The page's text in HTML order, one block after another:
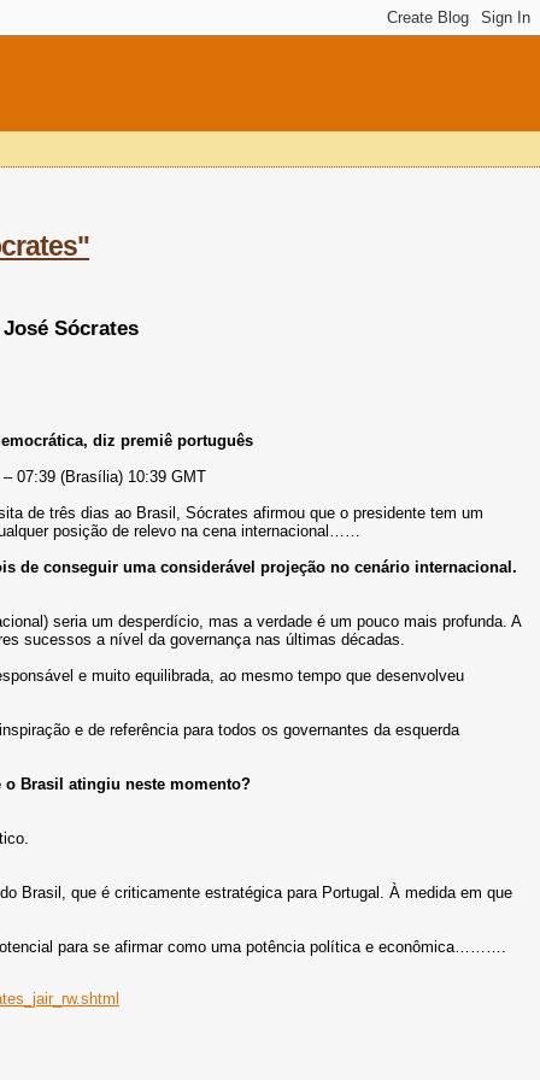
Sócrates
diz premiê português
07:39 (Brasília) 10:39 GMT
de três dias ao Brasil, Sócrates afirmou que o presidente tem um
posição de relevo na cena internacional……
de conseguir uma considerável projeção no cenário internacional.
seria um desperdício, mas a verdade é um pouco mais profunda. A
sucessos a nível da governança nas últimas décadas.
e muito equilibrada, ao mesmo tempo que desenvolveu
e de referência para todos os governantes da esquerda
Brasil atingiu neste momento?
Brasil, que é criticamente estratégica para Portugal. À medida em que
para se afirmar como uma potência política e econômica……….